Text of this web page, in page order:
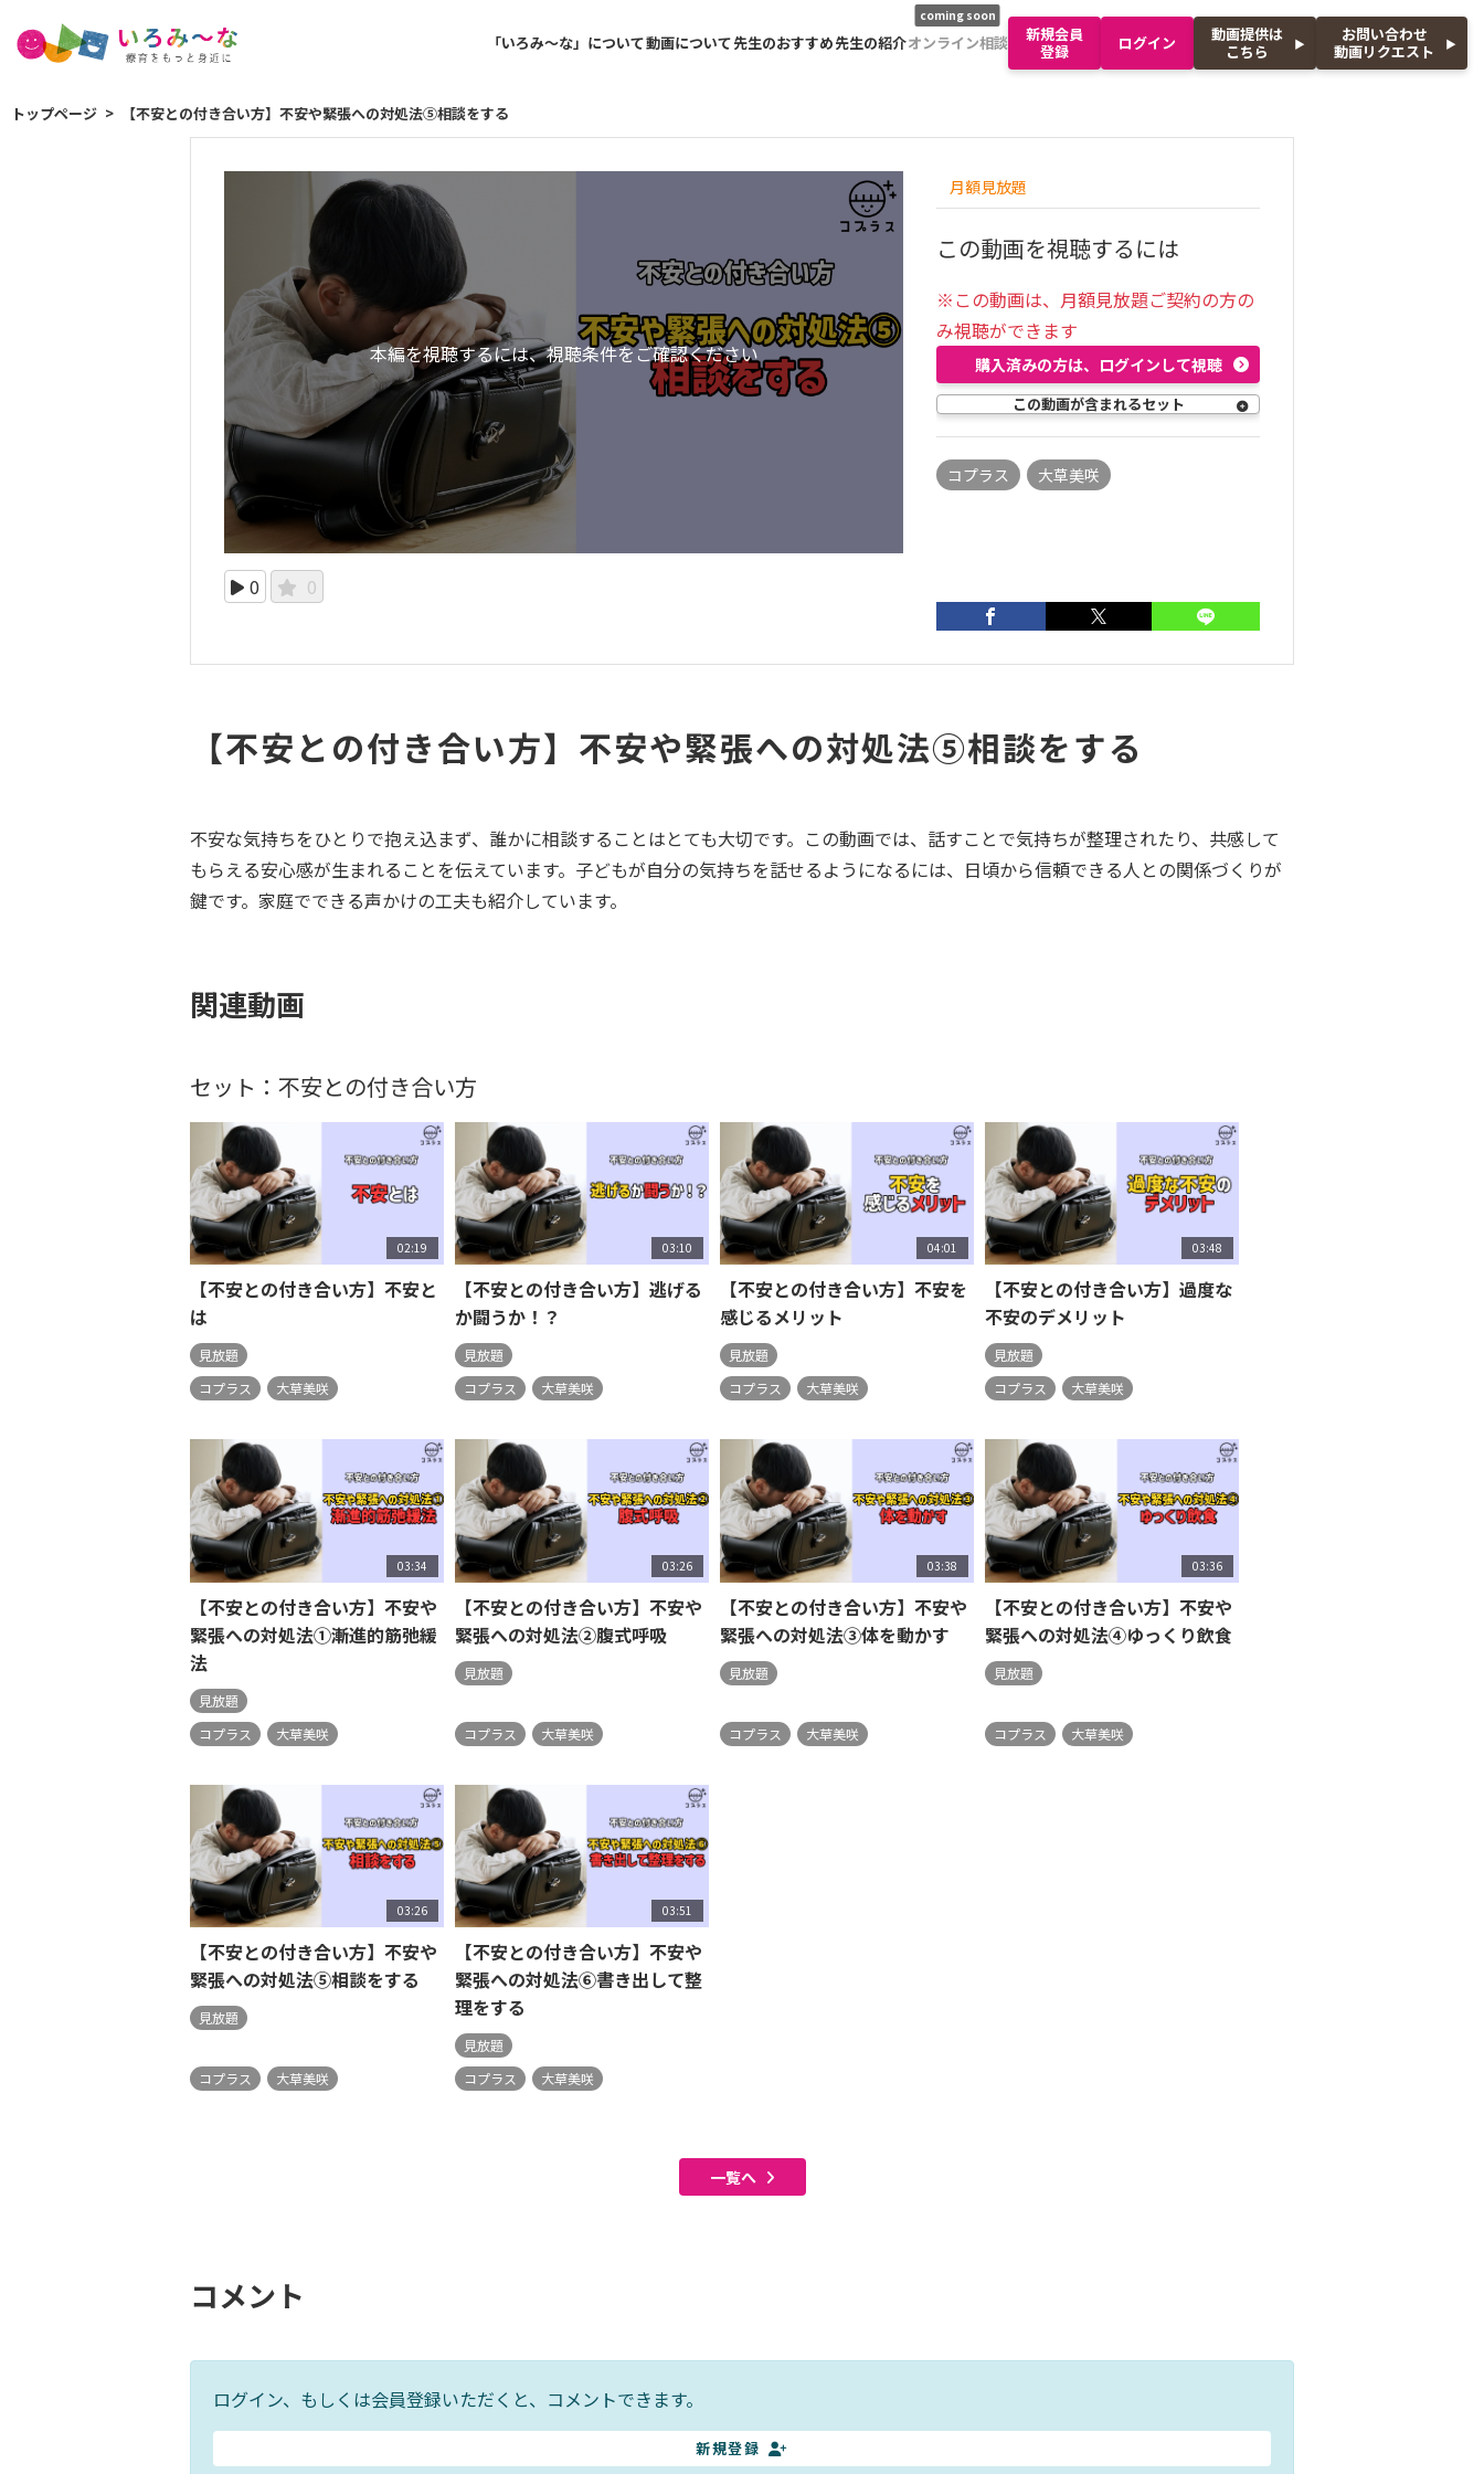
「いろみ〜な」について動画について先生のおすすめ先生の紹介オンライン相談
coming soon
新規会員
登録
ログイン
動画提供は
こちら
お問い合わせ
動画リクエスト
トップページ 【不安との付き合い方】不安や緊張への対処法⑤相談をする
本編を視聴するには、視聴条件をご確認ください
0 0
月額見放題
この動画を視聴するには
※この動画は、月額見放題ご契約の方の
み視聴ができます
購入済みの方は、ログインして視聴
この動画が含まれるセット
コプラス 大草美咲
【不安との付き合い方】不安や緊張への対処法⑤相談をする
不安な気持ちをひとりで抱え込まず、誰かに相談することはとても大切です。この動画では、話すことで気持ちが整理されたり、共感して
もらえる安心感が生まれることを伝えています。子どもが自分の気持ちを話せるようになるには、日頃から信頼できる人との関係づくりが
鍵です。家庭でできる声かけの工夫も紹介しています。
関連動画
セット：不安との付き合い方
02:19
【不安との付き合い方】不安と
は
見放題
コプラス
大草美咲
03:10
【不安との付き合い方】逃げる
か闘うか！？
見放題
コプラス
大草美咲
04:01
【不安との付き合い方】不安を
感じるメリット
見放題
コプラス
大草美咲
03:48
【不安との付き合い方】過度な
不安のデメリット
見放題
コプラス
大草美咲
03:34
【不安との付き合い方】不安や
緊張への対処法①漸進的筋弛緩
法
見放題
コプラス
大草美咲
03:26
【不安との付き合い方】不安や
緊張への対処法②腹式呼吸
見放題
コプラス 大草美咲
03:38
【不安との付き合い方】不安や
緊張への対処法③体を動かす
見放題
コプラス 大草美咲
03:36
【不安との付き合い方】不安や
緊張への対処法④ゆっくり飲食
見放題
コプラス 大草美咲
03:26
【不安との付き合い方】不安や
緊張への対処法⑤相談をする
見放題
コプラス 大草美咲
03:51
【不安との付き合い方】不安や
緊張への対処法⑥書き出して整
理をする
見放題
コプラス
大草美咲
一覧へ
コメント
ログイン、もしくは会員登録いただくと、コメントできます。
新規登録